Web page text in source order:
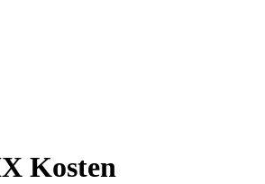
Kosten